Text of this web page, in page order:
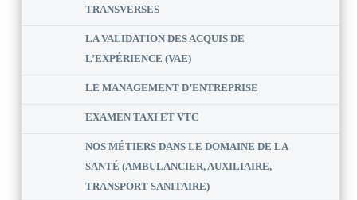
TRANSVERSES
LA VALIDATION DES ACQUIS DE
L’EXPÉRIENCE (VAE)
LE MANAGEMENT D’ENTREPRISE
EXAMEN TAXI ET VTC
NOS MÉTIERS DANS LE DOMAINE DE LA
SANTÉ (AMBULANCIER, AUXILIAIRE,
TRANSPORT SANITAIRE)